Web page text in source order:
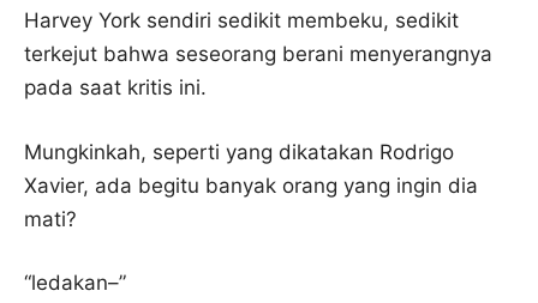
Harvey York sendiri sedikit membeku, sedikit
terkejut bahwa seseorang berani menyerangnya
pada saat kritis ini.
Mungkinkah, seperti yang dikatakan Rodrigo
Xavier, ada begitu banyak orang yang ingin dia
mati?
“ledakan–”